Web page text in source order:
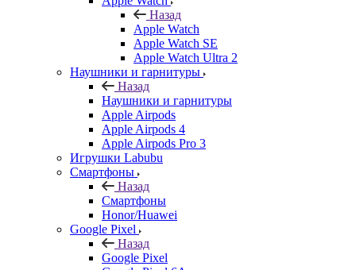
Назад
Apple Watch
Apple Watch SE
Apple Watch Ultra 2
Наушники и гарнитуры
Назад
Наушники и гарнитуры
Apple Airpods
Apple Airpods 4
Apple Airpods Pro 3
Игрушки Labubu
Смартфоны
Назад
Смартфоны
Honor/Huawei
Google Pixel
Назад
Google Pixel